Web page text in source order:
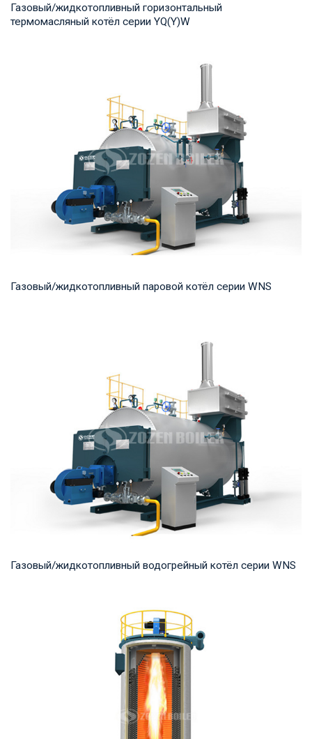
Газовый/жидкотопливный горизонтальный
термомасляный котёл серии YQ(Y)W
мощность продукта: 700-14,000 кВт Температур...
Газовый/жидкотопливный паровой котёл серии WNS
продукта: 1-20 т/ч Температура на выходе: ...
Газовый/жидкотопливный водогрейный котёл серии WNS
мощность продукта: 0,7-14 МВт Температура...